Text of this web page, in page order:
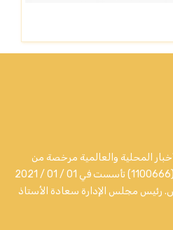
المحلية والعالمية مرخصة من
الهيئة العامة لتنظيم الإعلام رقم (1100666) تأسست في 01 / 01 / 2021
رئيس مجلس الإدارة سعادة الأستاذ